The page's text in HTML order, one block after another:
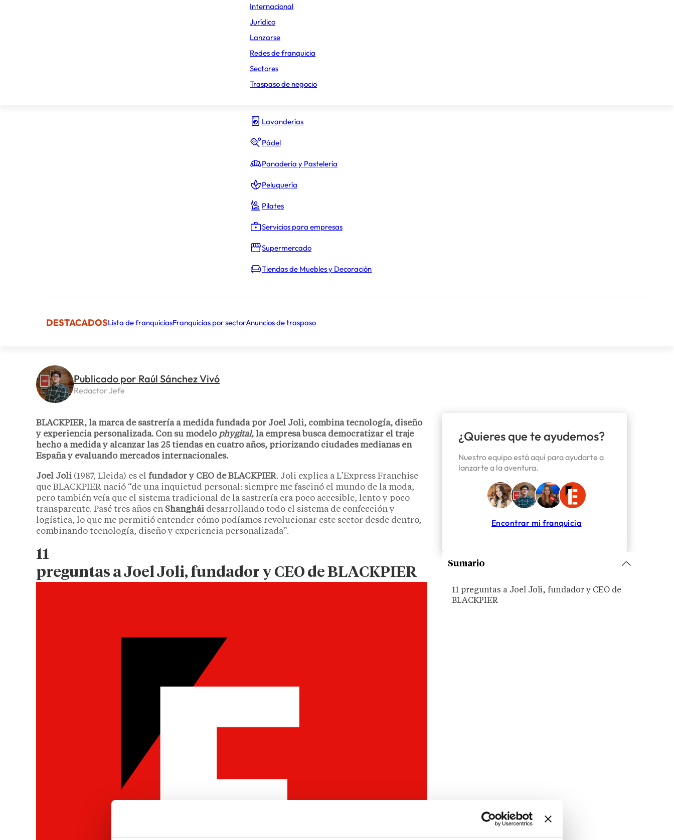
Hamburguesas
Heladerías
Hostelería y Restauración
Lavanderías
Pádel
Panadería y Pastelería
Peluquería
Pilates
Servicios para empresas
Supermercado
Tiendas de Muebles y Decoración
DESTACADOSLista de franquiciasFranquicias por sectorAnuncios de traspaso
Internacional
Jurídico
Lanzarse
Redes de franquicia
Sectores
Traspaso de negocio
Publicado por Raúl Sánchez Vivó
Redactor Jefe
BLACKPIER, la marca de sastrería a medida fundada por Joel Joli, combina tecnología, diseño
y experiencia personalizada. Con su modelo phygital, la empresa busca democratizar el traje
hecho a medida y alcanzar las 25 tiendas en cuatro años, priorizando ciudades medianas en
España y evaluando mercados internacionales.
Joel Joli (1987, Lleida) es el fundador y CEO de BLACKPIER. Joli explica a L’Express Franchise
que BLACKPIER nació “de una inquietud personal: siempre me fascinó el mundo de la moda,
pero también veía que el sistema tradicional de la sastrería era poco accesible, lento y poco
transparente. Pasé tres años en Shanghái desarrollando todo el sistema de confección y
logística, lo que me permitió entender cómo podíamos revolucionar este sector desde dentro,
combinando tecnología, diseño y experiencia personalizada”.
11
preguntas a Joel Joli, fundador y CEO de BLACKPIER
¿Quieres que te ayudemos?
Nuestro equipo está aquí para ayudarte a
lanzarte a la aventura.
Encontrar mi franquicia
Sumario
11 preguntas a Joel Joli, fundador y CEO de
BLACKPIER